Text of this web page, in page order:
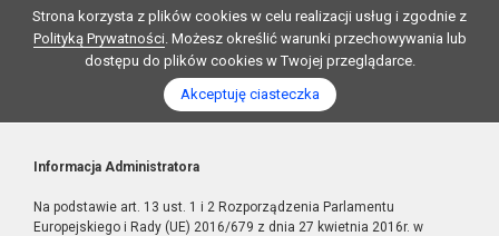
Strona korzysta z plików cookies w celu realizacji usług i zgodnie z
Polityką Prywatności. Możesz określić warunki przechowywania lub
dostępu do plików cookies w Twojej przeglądarce.
Akceptuję ciasteczka
Informacja Administratora
Na podstawie art. 13 ust. 1 i 2 Rozporządzenia Parlamentu
Europejskiego i Rady (UE) 2016/679 z dnia 27 kwietnia 2016r. w